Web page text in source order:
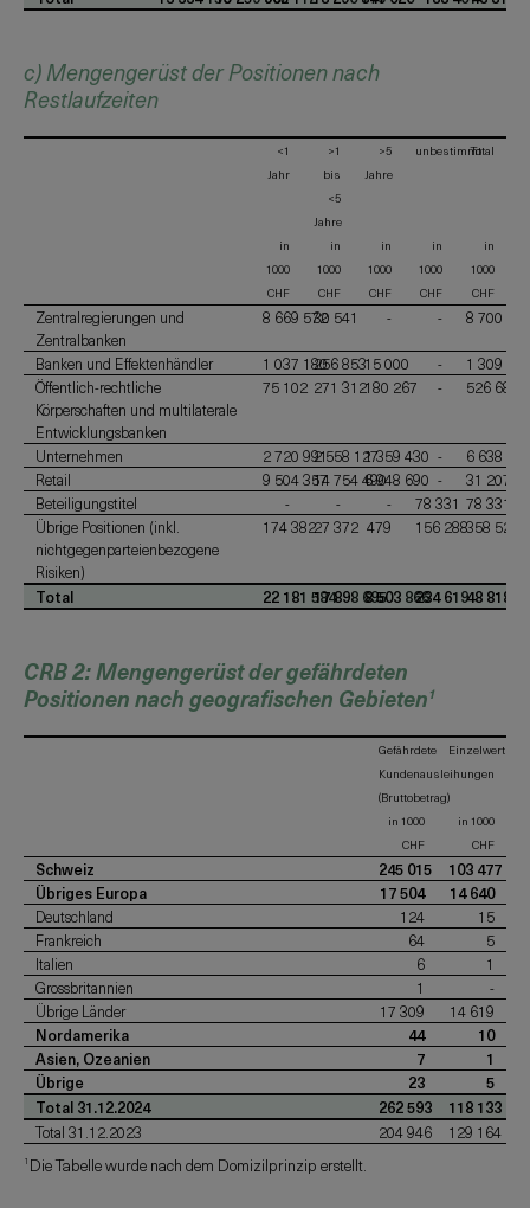
c) Mengengerüst der Positionen nach
Restlaufzeiten
<1
Jahr
>1
bis
<5
Jahre
>5
Jahre
unbestimmtTotal
in
1000
CHF
in
1000
CHF
in
1000
CHF
in
1000
CHF
in
1000
CHF
Zentralregierungen und
Zentralbanken
8 669 57230 541 - - 8 700 113
Banken und Effektenhändler 1 037 180256 85315 000 -
1 309 033
Öffentlich-rechtliche
Körperschaften und multilaterale
Entwicklungsbanken
75 102 271 312180 267 - 526 681
Unternehmen 2 720 9912 558 1271 359 430 -
6 638 548
Retail
9 504 35714 754 4906 948 690 -
31 207
Beteiligungstitel
- - - 78 331 78 331
Übrige Positionen (inkl.
nichtgegenparteienbezogene
Risiken)
174 38227 372 479 156 288358 521
Total 22 181 58417 898 6958 503 866234 61948 818
CRB 2: Mengengerüst der gefährdeten
Positionen nach geografischen Gebieten1
Gefährdete
Kundenausleihungen
(Bruttobetrag)
in 1000
CHF
in 1000
CHF
Schweiz 245 015
103 477
Übriges Europa
17 504
14 640
Deutschland
124
15
Frankreich
64
5
Italien
6
1
Grossbritannien
1
-
Übrige Länder
17 309
14 619
Nordamerika
44
10
Asien, Ozeanien
7
1
Übrige
23
5
Total 31.12.2024
262 593
118 133
Total 31.12.2023
204 946 129 164
1 Die Tabelle wurde nach dem Domizilprinzip erstellt.